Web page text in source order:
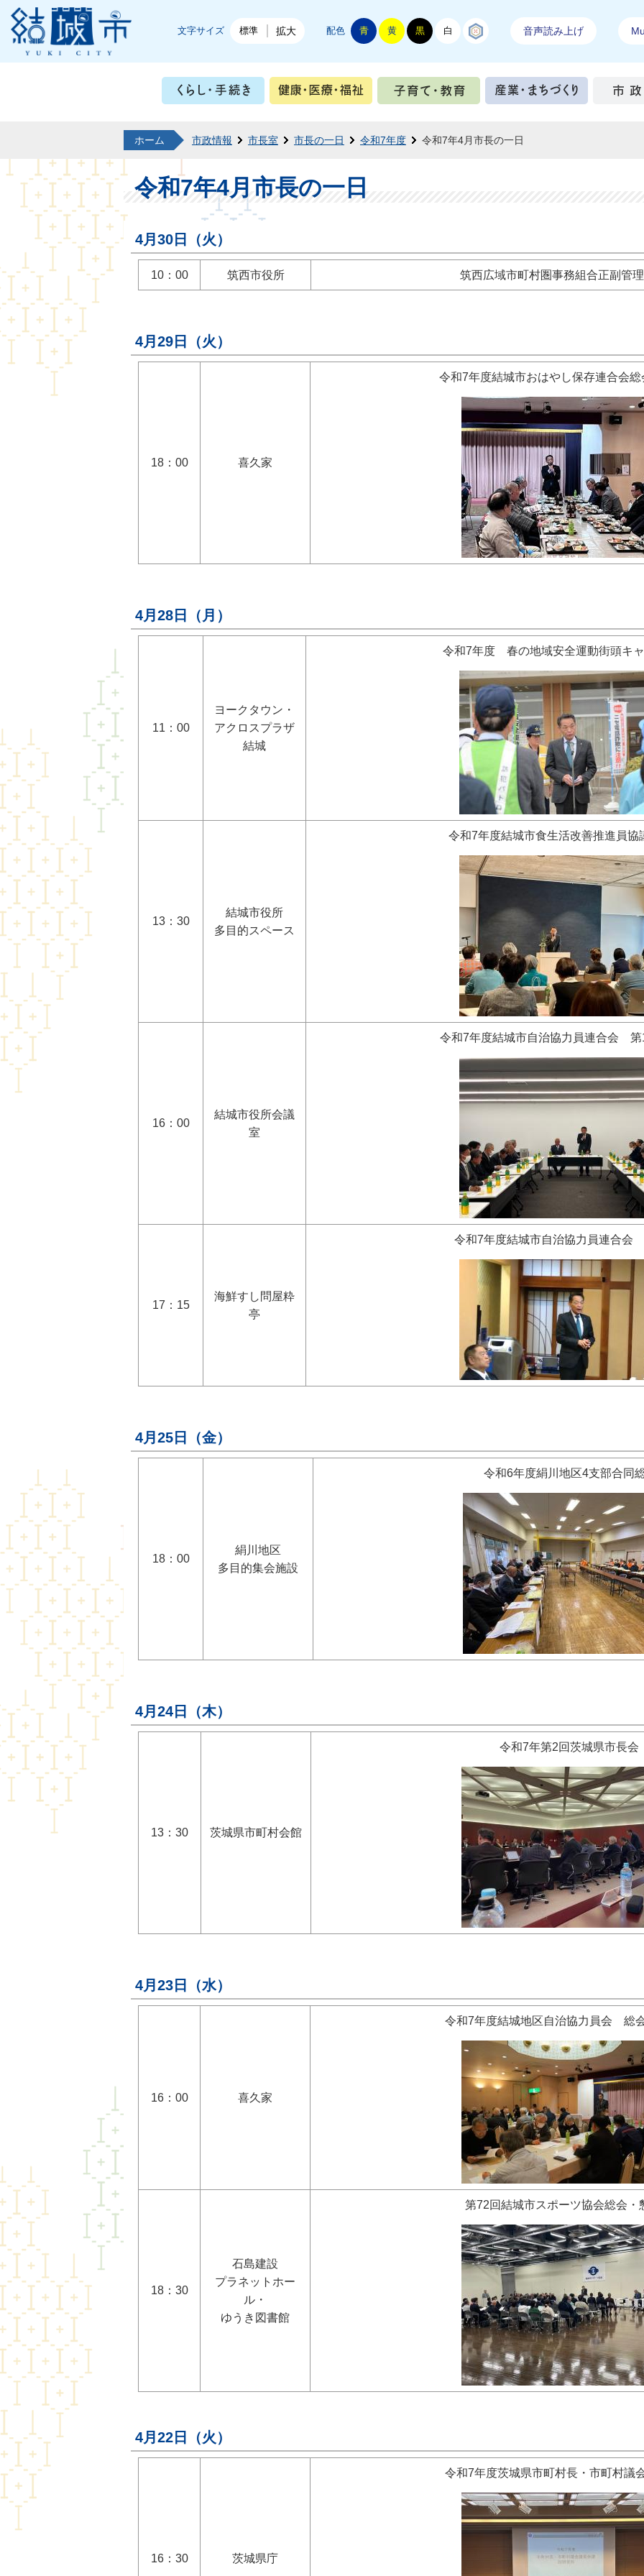
結城市公式ホームページ
文字サイズ 標準 拡大 配色 青 黄 黒 白 音声読み上げ
くらし・手続き 健康・医療・福祉 子育て・教育 産業・
ホーム 市政情報 市長室 市長の一日 令和7年度 令和7年4月市長の一日
令和7年4月市長の一日
4月30日（火）
10：00 筑西市役所 筑西広域市町村圏事務組合正副管
4月29日（火）
18：00 喜久家
令和7年度結城市おはやし保存連合会
4月28日（月）
11：00
ヨークタウン・
アクロスプラザ
結城
令和7年度 春の地域安全運動街頭キ
13：30
結城市役所
多目的スペース
令和7年度結城市食生活改善推進員協
16：00
結城市役所会議
室
令和7年度結城市自治協力員連合会 第
17：15
海鮮すし問屋粋
亭
令和7年度結城市自治協力員連合会
4月25日（金）
18：00
絹川地区
多目的集会施設
令和6年度絹川地区4支部合同
4月24日（木）
13：30 茨城県市町村会館
令和7年第2回茨城県市長会
4月23日（水）
16：00 喜久家
令和7年度結城地区自治協力員会 総
18：30
石島建設
プラネットホー
ル・
ゆうき図書館
第72回結城市スポーツ協会総会・
4月22日（火）
16：30 茨城県庁
令和7年度茨城県市町村長・市町村議